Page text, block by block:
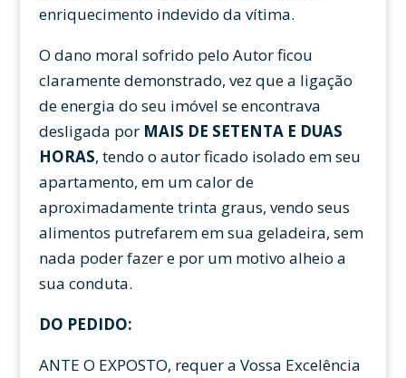
enriquecimento indevido da vítima.
O dano moral sofrido pelo Autor ficou
claramente demonstrado, vez que a ligação
de energia do seu imóvel se encontrava
desligada por MAIS DE SETENTA E DUAS
HORAS, tendo o autor ficado isolado em seu
apartamento, em um calor de
aproximadamente trinta graus, vendo seus
alimentos putrefarem em sua geladeira, sem
nada poder fazer e por um motivo alheio a
sua conduta.
DO PEDIDO:
ANTE O EXPOSTO, requer a Vossa Excelência